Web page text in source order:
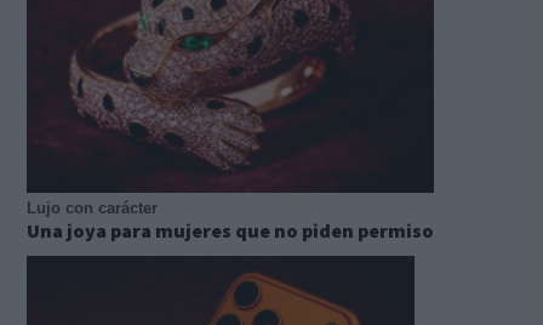
Lujo con carácter
Una joya para mujeres que no piden permiso